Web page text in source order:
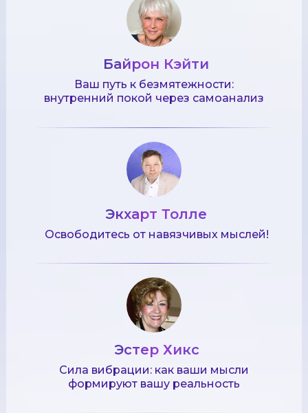
Ваш путь к безмятежности:
внутренний покой через самоанализ
Байрон Кэйти
Экхарт Толле
Освободитесь от навязчивых мыслей!
Сила вибрации: как ваши мысли
формируют вашу реальность
Эстер Хикс